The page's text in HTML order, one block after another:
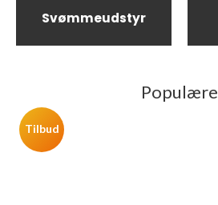
Svømmeudstyr
Populære
Tilbud